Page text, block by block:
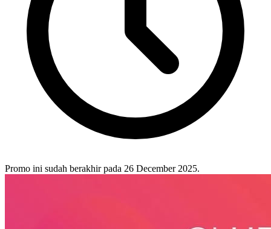
Promo ini sudah berakhir pada 26 December 2025.